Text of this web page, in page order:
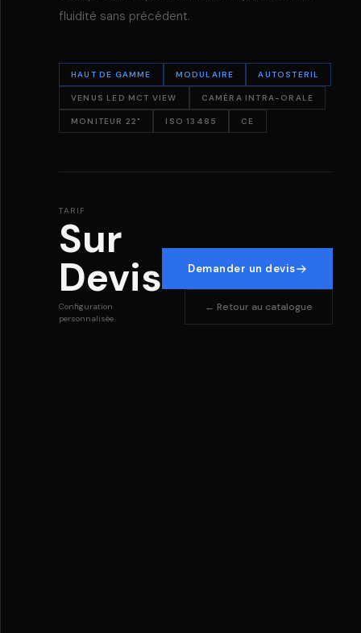
fluidité sans précédent.
HAUT DE GAMME MODULAIRE AUTOSTERIL
VENUS LED MCT VIEW CAMÉRA INTRA-ORALE
MONITEUR 22" ISO 13485 CE
TARIF
Sur
Devis
Configuration
personnalisée
Demander un devis
← Retour au catalogue